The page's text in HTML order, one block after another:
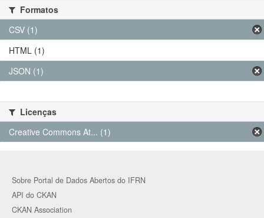
Formatos
CSV (1)
HTML (1)
JSON (1)
Licenças
Creative Commons At... (1)
Sobre Portal de Dados Abertos do IFRN
API do CKAN
CKAN Association